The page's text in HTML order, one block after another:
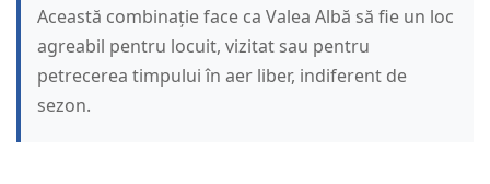
Această combinație face ca Valea Albă să fie un loc
agreabil pentru locuit, vizitat sau pentru
petrecerea timpului în aer liber, indiferent de
sezon.